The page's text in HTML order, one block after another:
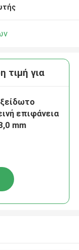
τιμή για
επιφάνεια
mm